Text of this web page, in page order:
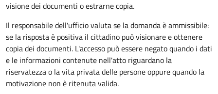
visione dei documenti o estrarne copia.
Il responsabile dell'ufficio valuta se la domanda è ammissibile:
se la risposta è positiva il cittadino può visionare e ottenere
copia dei documenti. L'accesso può essere negato quando i dati
e le informazioni contenute nell'atto riguardano la
riservatezza o la vita privata delle persone oppure quando la
motivazione non è ritenuta valida.